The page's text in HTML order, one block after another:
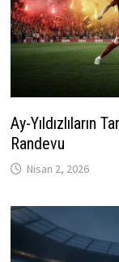
Ay-Yıldızlıların
Randevu
Nisan 2, 2026